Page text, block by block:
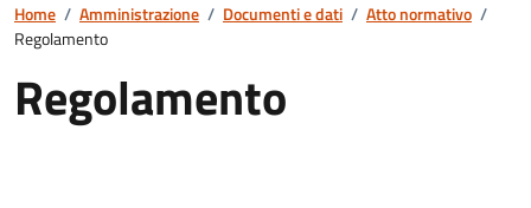
Home / Amministrazione / Documenti e dati / Atto normativo /
Regolamento
Regolamento